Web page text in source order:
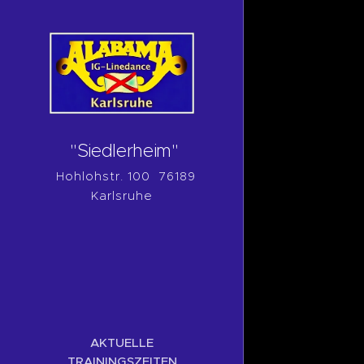
"Siedlerheim"
Hohlohstr. 100 76189
Karlsruhe
AKTUELLE